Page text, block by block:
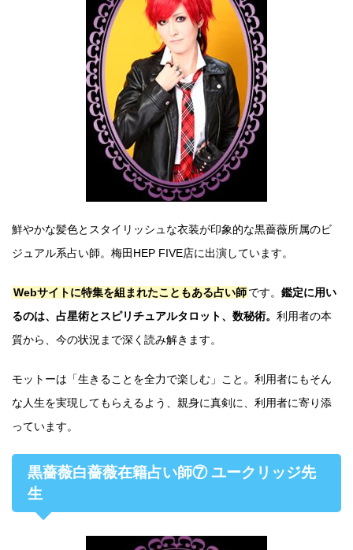
鮮やかな髪色とスタイリッシュな衣装が印象的な黒薔薇所属のビ
ジュアル系占い師。梅田HEP FIVE店に出演しています。
Webサイトに特集を組まれたこともある占い師です。 鑑定に用い
るのは、占星術とスピリチュアルタロット、数秘術。 利用者の本
質から、今の状況まで深く読み解きます。
モットーは「生きることを全力で楽しむ」こと。利用者にもそん
な人生を実現してもらえるよう、親身に真剣に、利用者に寄り添
っています。
黒薔薇白薔薇在籍占い師⑦ ユークリッジ先
生